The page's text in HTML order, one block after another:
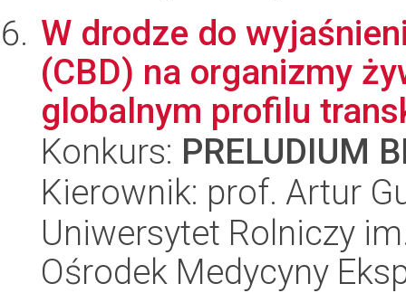
W drodze do
(CBD) na organizmy
globalnym profilu
Konkurs: PRELUDIUM
Kierownik: prof. Artur
Uniwersytet Rolniczy
Ośrodek Medycyny